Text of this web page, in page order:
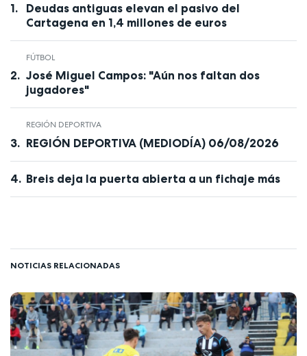
Deudas antiguas elevan el pasivo del
Cartagena en 1,4 millones de euros
FÚTBOL
José Miguel Campos: "Aún nos faltan dos
jugadores"
REGIÓN DEPORTIVA
REGIÓN DEPORTIVA (MEDIODÍA) 06/08/2026
Breis deja la puerta abierta a un fichaje más
NOTICIAS RELACIONADAS